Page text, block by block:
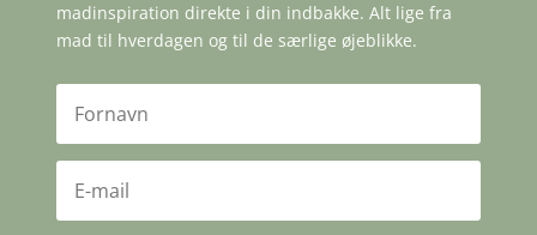
madinspiration direkte i din indbakke. Alt lige fra
mad til hverdagen og til de særlige øjeblikke.